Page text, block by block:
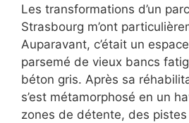
Les transformations d’un
Strasbourg m’ont
Auparavant, c’était un
parsemé de vieux bancs
béton gris. Après sa
s’est métamorphosé en un
zones de détente, des